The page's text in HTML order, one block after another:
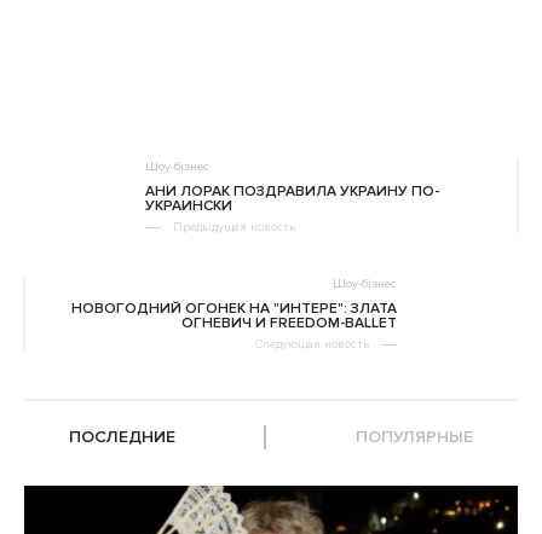
Шоу-бізнес
АНИ ЛОРАК ПОЗДРАВИЛА УКРАИНУ ПО-
УКРАИНСКИ
Предыдущая новость
Шоу-бізнес
НОВОГОДНИЙ ОГОНЕК НА "ИНТЕРЕ": ЗЛАТА
ОГНЕВИЧ И FREEDOM-BALLET
Следующая новость
ПОСЛЕДНИЕ ПОПУЛЯРНЫЕ